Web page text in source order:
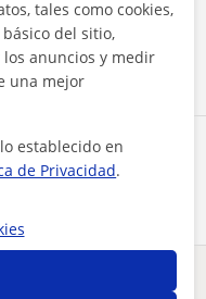
tales como cookies,
del sitio,
anuncios y medir
una mejor
establecido en
de Privacidad.